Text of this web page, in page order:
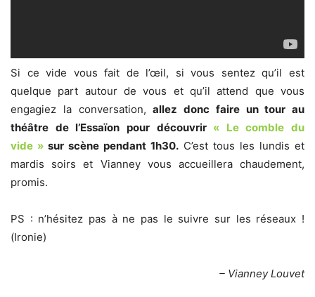
Si ce vide vous fait de l’œil, si vous sentez qu’il est
quelque part autour de vous et qu’il attend que vous
engagiez la conversation,allez donc faire un tour au
théâtre de l’Essaïon pour découvrir « Le comble du
vide » sur scène pendant 1h30. C’est tous les lundis et
mardis soirs et Vianney vous accueillera chaudement,
promis.
PS : n’hésitez pas à ne pas le suivre sur les réseaux !
(Ironie)
– Vianney Louvet